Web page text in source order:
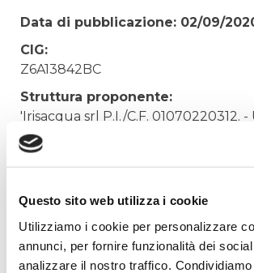
Questo sito web utilizza i cookie
Utilizziamo i cookie per personalizzare
annunci, per fornire funzionalità dei
analizzare il nostro traffico.
Data di pubblicazione: 02/09/
CIG:
Z6A13842BC
Struttura proponente:
'Irisacqua srl P.I./C.F. 01070220312. -
Tecnico
Oggetto:
sede di Gorizia
Elenco operatori invitati:
Codice Fiscale: